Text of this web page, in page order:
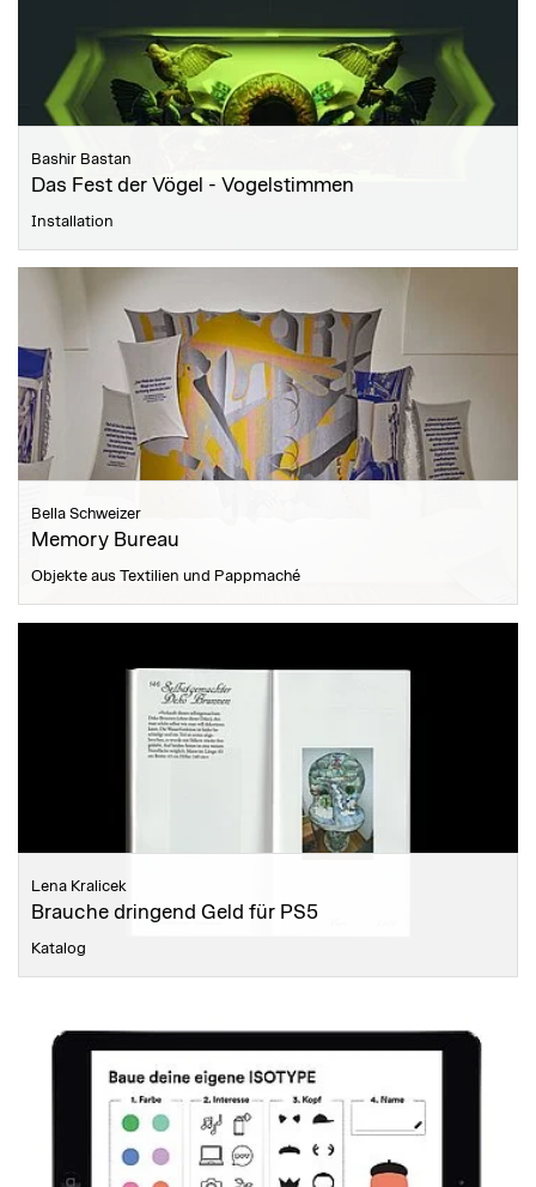
Bashir Bastan
Das Fest der Vögel - Vogelstimmen
Installation
Bella Schweizer
Memory Bureau
Objekte aus Textilien und Pappmaché
Lena Kralicek
Brauche dringend Geld für PS5
Katalog